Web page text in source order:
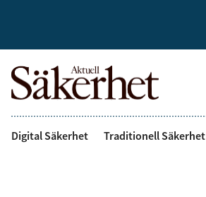
Digital Säkerhet Traditionell Säkerhet